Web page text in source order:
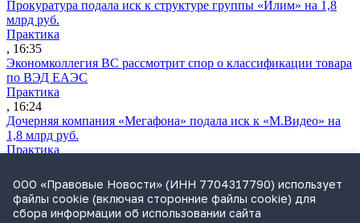
Прокуратура подала иск к структуре группы «Илим» на 1,8
млрд руб.
Практика
, 16:35
Экономколлегия ВС рассмотрит спор о классификации товара
по ВЭД ЕАЭС
Практика
, 16:24
Дочерняя компания «Мегафона» подала иск к «М.Видео» на
1,8 млрд руб.
Практика
СИП проверит отмену патента на систему управления
устройствами после возражений «Яндекса»
Практика
ООО «Правовые Новости» (ИНН 7704317790) использует
файлы cookie (включая сторонние файлы cookie) для
сбора информации об использовании сайта